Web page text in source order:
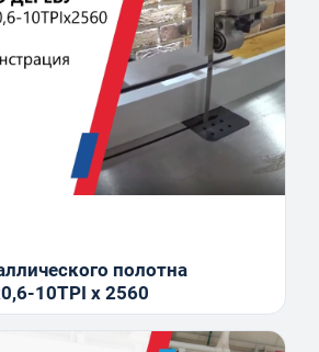
полотна
10TPI x 2560